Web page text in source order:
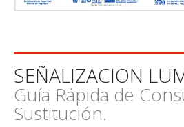
SEÑALIZACION
Guía Rápida de
Sustitución.